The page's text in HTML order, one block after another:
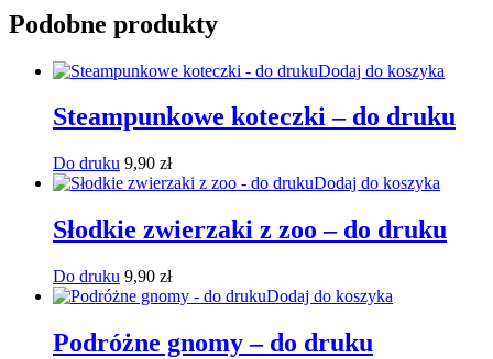
Podobne produkty
Dodaj do koszyka
Steampunkowe koteczki – do druku
Do druku 9,90 zł
Dodaj do koszyka
Słodkie zwierzaki z zoo – do druku
Do druku 9,90 zł
Dodaj do koszyka
Podróżne gnomy – do druku